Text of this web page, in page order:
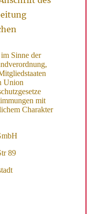
Sinne der
Union
mit
Charakter
89